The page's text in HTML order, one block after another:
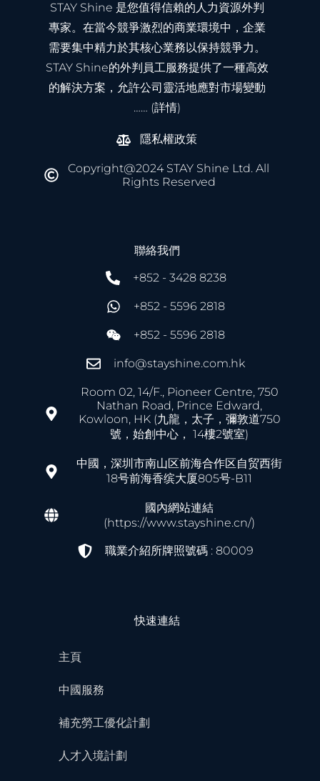
STAY Shine 是您值得信賴的人力資源外判
專家。在當今競爭激烈的商業環境中，企業
需要集中精力於其核心業務以保持競爭力。
STAY Shine的外判員工服務提供了一種高效
的解決方案，允許公司靈活地應對市場變動
…… (詳情)
隱私權政策
Copyright@2024 STAY Shine Ltd. All
Rights Reserved
聯絡我們
+852 - 3428 8238
+852 - 5596 2818
+852 - 5596 2818
info@stayshine.com.hk
Room 02, 14/F., Pioneer Centre, 750
Nathan Road, Prince Edward,
Kowloon, HK (九龍，太子，彌敦道750
號，始創中心， 14樓2號室)
中國，深圳市南山区前海合作区自贸西街
18号前海香缤大厦805号-B11
國內網站連結
(https://www.stayshine.cn/)
職業介紹所牌照號碼 : 80009
快速連結
主頁
中國服務
補充勞工優化計劃
人才入境計劃